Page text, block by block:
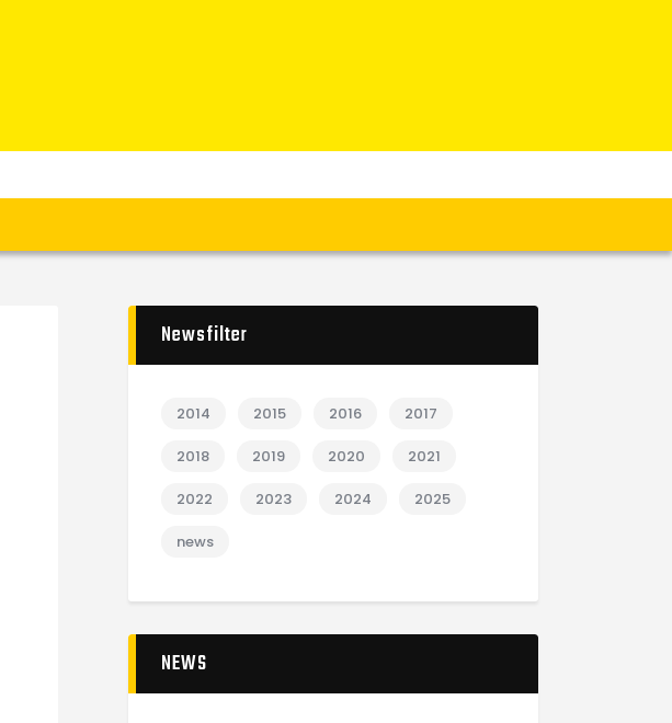
Newsfilter
2014 2015 2016 2017
2018 2019 2020 2021
2022 2023 2024 2025
news
NEWS